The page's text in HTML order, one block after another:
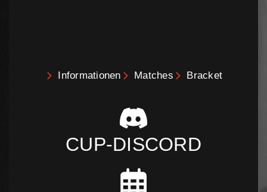
Informationen Matches Bracket
CUP-DISCORD